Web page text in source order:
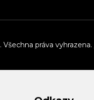
. Všechna práva vyhrazena.